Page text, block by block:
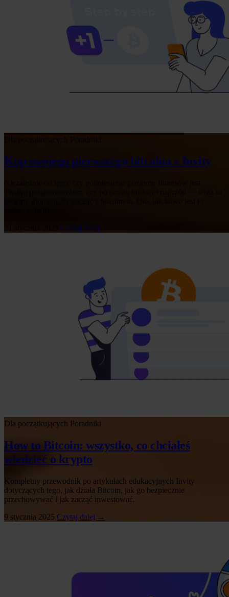
Kup swojego pierwszego bitcoina z Invity
Czytaj dalej →
Dla początkujących Poradniki
How to Bitcoin: wszystko, co chciałeś
wiedzieć o krypto
Kompletny przewodnik po artykułach edukacyjnych Invity
dotyczących tego, jak działa Bitcoin, jak go bezpiecznie
przechowywać i jak zacząć inwestować.
9 stycznia 2025 Czytaj dalej →